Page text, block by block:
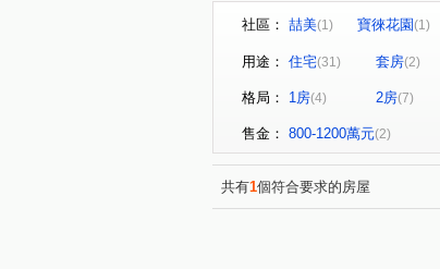
社區： 喆美(1) 寶徠花園(1)
發現之旅 聯上拾玉
大自然森林學苑(1)
園上園(1) 美麗國幸
僑愛七路(1) 圓通路
寶宏路(1)
安忠路(1) 辛亥路七
用途： 住宅(31) 套房(2)
格局： 1房(4) 2房(7)
售金： 800-1200萬元(2)
共有1個符合要求的房屋